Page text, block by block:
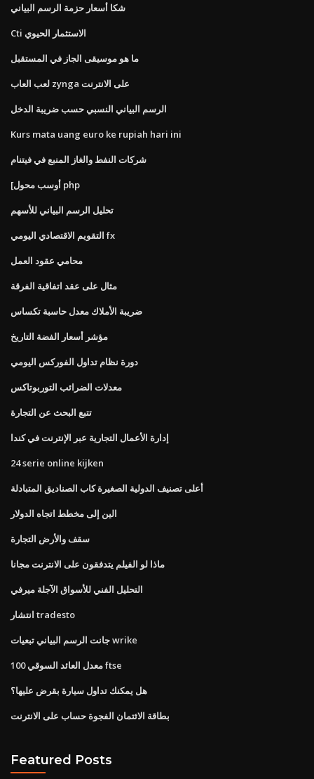
شكا أسعار حزمة الرسم البياني
Cti الاستثمار الحيوي
ما هو موسيقى الجاز في المستقبل
لعب العاب zynga على الانترنت
الرسم البياني النسبي حسب ضريبة الدخل
Kurs mata uang euro ke rupiah hari ini
شركات النفط والغاز المنبع في فيتنام
[أوسب محول php
تحليل الرسم البياني للأسهم
التقويم الاقتصادي اليومي fx
محامي عقود العمل
مثال على عقد اتفاقية الفرقة
ضريبة الأملاك معدل حاسبة تكساس
مؤشر أسعار الفضة التاريخ
دورة نظام تداول الفوركس اليومي
معدلات الضرائب التوربوتاكس
تتبع البحث عن التجارة
إدارة الأعمال التجارية عبر الإنترنت في كندا
24 serie online kijken
أعلى تصنيف الدولية الصغيرة كاب الصناديق المتبادلة
الين إلى مخطط اتجاه الدولار
سقف والأرض التجارة
ماذا لو الفيلم يتدفقون على الانترنت مجانا
التحليل الفني للأسواق الآجلة ميرفي
انتشار tradesto
جانت الرسم البياني تبعيات wrike
معدل العائد السوقي 100 ftse
هل يمكنك تداول سيارة بقرض عليها؟
بطاقة الائتمان الفجوة حساب على الانترنت
Featured Posts